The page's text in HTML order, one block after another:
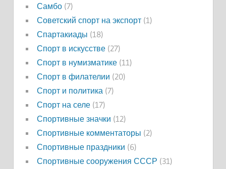
Самбо(7)
Советский спорт на экспорт(1)
Спартакиады (18)
Спорт в искусстве(27)
Спорт в нумизматике(11)
Спорт в филателии (20)
Спорт и политика (7)
Спорт на селе(17)
Спортивные значки (12)
Спортивные комментаторы (2)
Спортивные праздники (6)
Спортивные сооружения СССР (31)